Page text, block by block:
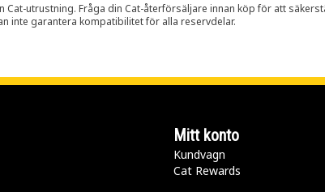
utrustning. Fråga din Cat-återförsäljare innan köp för att
inte garantera kompatibilitet för alla reservdelar.
Mitt konto
Kundvagn
Cat Rewards